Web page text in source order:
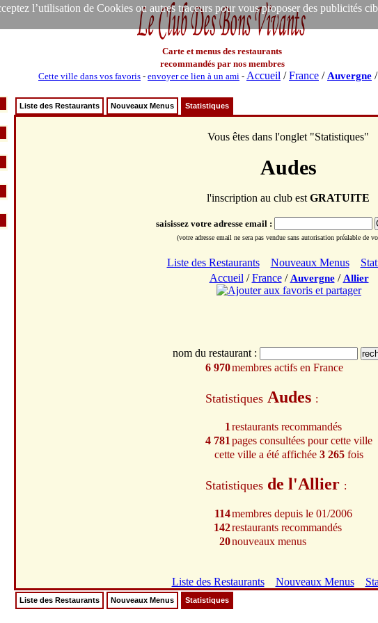
l’utilisation de Cookies ou autres traceurs pour vous proposer des publicités
Carte et menus des restaurants
recommandés par nos membres
Cette ville dans vos favoris - envoyer ce lien à un ami - Accueil /France / Auvergne /
Liste des Restaurants Nouveaux Menus Statistiques
Vous êtes dans l'onglet "Statistiques"
Audes
l'inscription au club est GRATUITE
saisissez votre adresse email :
(votre adresse email ne sera pas vendue sans autorisation préalable de
Liste des Restaurants Nouveaux Menus
Accueil /France/ Auvergne/ Allier
nom du restaurant :
6 970membres actifs en France
Statistiques Audes :
1 restaurants recommandés
4 781 pages consultées pour cette ville
cette ville a été affichée 3 265 fois
Statistiques de l'Allier :
114membres depuis le 01/2006
142restaurants recommandés
20nouveaux menus
Liste des Restaurants Nouveaux Menus
Liste des Restaurants Nouveaux Menus Statistiques